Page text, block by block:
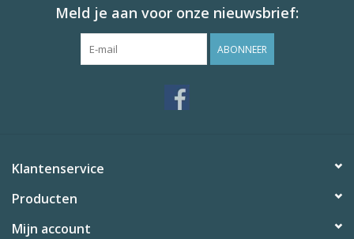
Meld je aan voor onze nieuwsbrief:
ABONNEER
Klantenservice
Producten
Mijn account